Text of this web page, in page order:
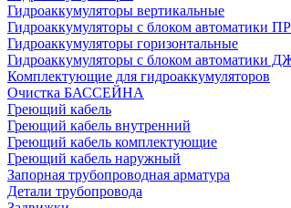
Гидроаккумуляторы вертикальные
Гидроаккумуляторы с блоком автоматики
Гидроаккумуляторы горизонтальные
Гидроаккумуляторы с блоком автоматики
Комплектующие для гидроаккумуляторов
Очистка БАССЕЙНА
Греющий кабель
Греющий кабель внутренний
Греющий кабель комплектующие
Греющий кабель наружный
Запорная трубопроводная арматура
Детали трубопровода